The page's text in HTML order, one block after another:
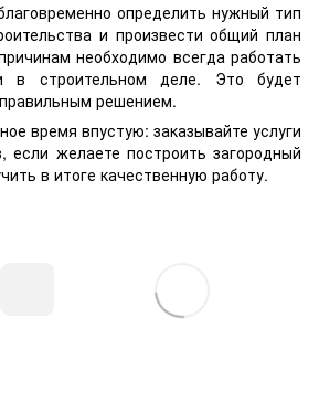
определить нужный тип
и произвести общий план
необходимо всегда работать
в строительном деле. Это будет
решением.
время впустую: заказывайте услуги
если желаете построить загородный
в итоге качественную работу.